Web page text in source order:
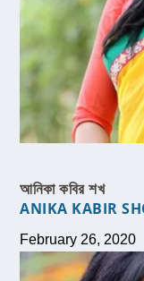
আনিকা কবির শখ
ANIKA KABIR
February 26, 2020